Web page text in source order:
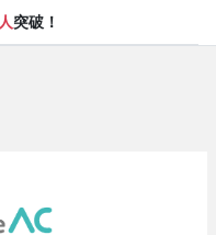
突破！